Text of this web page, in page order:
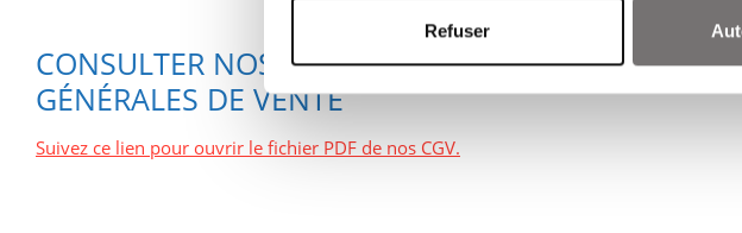
Refuser
CONSULTER NOS CONDITIONS
GÉNÉRALES DE VENTE
Suivez ce lien pour ouvrir le fichier PDF de nos CGV.